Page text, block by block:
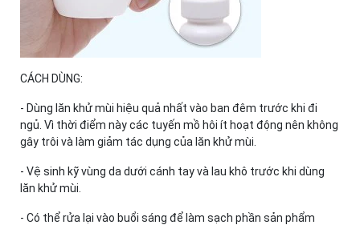
CÁCH DÙNG:
- Dùng lăn khử mùi hiệu quả nhất vào ban đêm trước khi đi
ngủ. Vì thời điểm này các tuyến mồ hôi ít hoạt động nên không
gây trôi và làm giảm tác dụng của lăn khử mùi.
- Vệ sinh kỹ vùng da dưới cánh tay và lau khô trước khi dùng
lăn khử mùi.
- Có thể rửa lại vào buổi sáng để làm sạch phần sản phẩm